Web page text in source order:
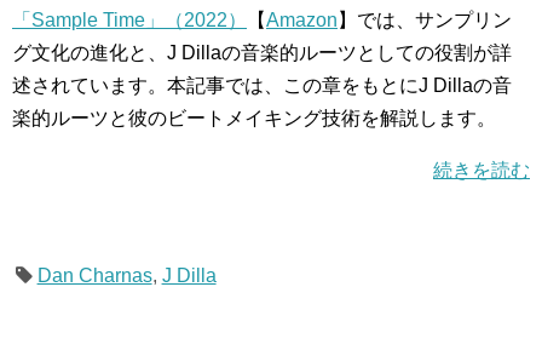
「Sample Time」（2022）
【Amazon 】では、サンプリン
グ文化の進化と、J Dillaの音楽的ルーツとしての役割が詳
述されています。本記事では、この章をもとにJ Dillaの音
楽的ルーツと彼のビートメイキング技術を解説します。
続きを読む
Dan Charnas, J Dilla